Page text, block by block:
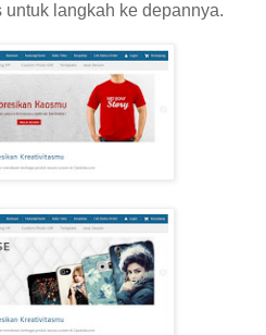
untuk langkah ke depannya.